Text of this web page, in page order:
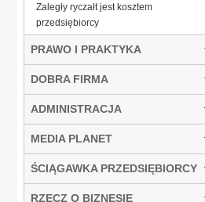
Zaległy ryczałt jest kosztem
przedsiębiorcy
PRAWO I PRAKTYKA
DOBRA FIRMA
ADMINISTRACJA
MEDIA PLANET
ŚCIĄGAWKA PRZEDSIĘBIORCY
RZECZ O BIZNESIE